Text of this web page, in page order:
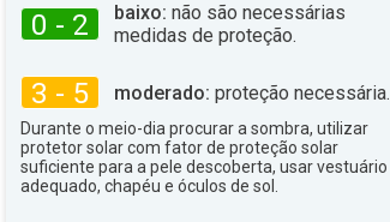
0 - 2 baixo: não são necessárias
medidas de proteção.
3 - 5 moderado: proteção necessária.
Durante o meio-dia procurar a sombra, utilizar
protetor solar com fator de proteção solar
suficiente para a pele descoberta, usar vestuário
adequado, chapéu e óculos de sol.